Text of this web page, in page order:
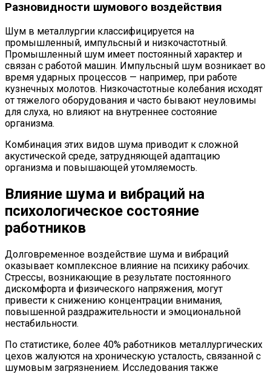
Разновидности шумового воздействия
Шум в металлургии классифицируется на
промышленный, импульсный и низкочастотный.
Промышленный шум имеет постоянный характер и
связан с работой машин. Импульсный шум возникает во
время ударных процессов — например, при работе
кузнечных молотов. Низкочастотные колебания исходят
от тяжелого оборудования и часто бывают неуловимы
для слуха, но влияют на внутреннее состояние
организма.
Комбинация этих видов шума приводит к сложной
акустической среде, затрудняющей адаптацию
организма и повышающей утомляемость.
Влияние шума и вибраций на
психологическое состояние
работников
Долговременное воздействие шума и вибраций
оказывает комплексное влияние на психику рабочих.
Стрессы, возникающие в результате постоянного
дискомфорта и физического напряжения, могут
привести к снижению концентрации внимания,
повышенной раздражительности и эмоциональной
нестабильности.
По статистике, более 40% работников металлургических
цехов жалуются на хроническую усталость, связанной с
шумовым загрязнением. Исследования также